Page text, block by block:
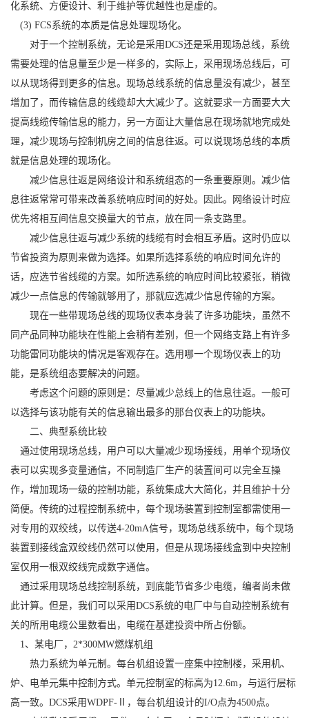
化系统、方便设计、利于维护等优越性也是虚的。
(3) FCS系统的本质是信息处理现场化。
对于一个控制系统，无论是采用DCS还是采用现场总线，系统
需要处理的信息量至少是一样多的，实际上，采用现场总线后，可
以从现场得到更多的信息。现场总线系统的信息量没有减少，甚至
增加了，而传输信息的线缆却大大减少了。这就要求一方面要大大
提高线缆传输信息的能力，另一方面让大量信息在现场就地完成处
理，减少现场与控制机房之间的信息往返。可以说现场总线的本质
就是信息处理的现场化。
减少信息往返是网络设计和系统组态的一条重要原则。减少信
息往返常常可带来改善系统响应时间的好处。因此。网络设计时应
优先将相互间信息交换量大的节点，放在同一条支路里。
减少信息往返与减少系统的线缆有时会相互矛盾。这时仍应以
节省投资为原则来做为选择。如果所选择系统的响应时间允许的
话，应选节省线缆的方案。如所选系统的响应时间比较紧张，稍微
减少一点信息的传输就够用了，那就应选减少信息传输的方案。
现在一些带现场总线的现场仪表本身装了许多功能块，虽然不
同产品同种功能块在性能上会稍有差别，但一个网络支路上有许多
功能雷同功能块的情况是客观存在。选用哪一个现场仪表上的功
能，是系统组态要解决的问题。
考虑这个问题的原则是：尽量减少总线上的信息往返。一般可
以选择与该功能有关的信息输出最多的那台仪表上的功能块。
二、典型系统比较
通过使用现场总线，用户可以大量减少现场接线，用单个现场仪
表可以实现多变量通信，不同制造厂生产的装置间可以完全互操
作，增加现场一级的控制功能，系统集成大大简化，并且维护十分
简便。传统的过程控制系统中，每个现场装置到控制室都需使用一
对专用的双绞线，以传送4-20mA信号，现场总线系统中，每个现场
装置到接线盒双绞线仍然可以使用，但是从现场接线盒到中央控制
室仅用一根双绞线完成数字通信。
通过采用现场总线控制系统，到底能节省多少电缆，编者尚未做
此计算。但是，我们可以采用DCS系统的电厂中与自动控制系统有
关的所用电缆公里数看出，电缆在基建投资中所占份额。
1、某电厂，2*300MW燃煤机组
热力系统为单元制。每台机组设置一座集中控制楼，采用机、
炉、电单元集中控制方式。单元控制室的标高为12.6m，与运行层标
高一致。DCS采用WDPF-Ⅱ，每台机组设计的I/O点为4500点。